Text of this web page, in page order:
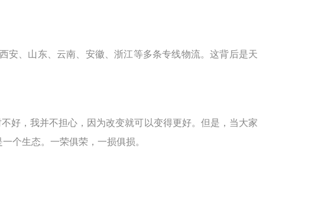
安、山东、云南、安徽、浙江等多条专线物流。这背后是天
好，我并不担心，因为改变就可以变得更好。但是，当大家
个生态。一荣俱荣，一损俱损。